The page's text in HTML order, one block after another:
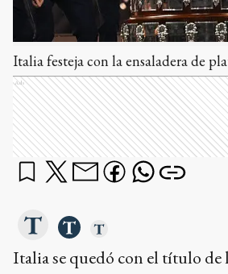
Italia festeja con la ensaladera de
Ads
Italia se quedó con el título de